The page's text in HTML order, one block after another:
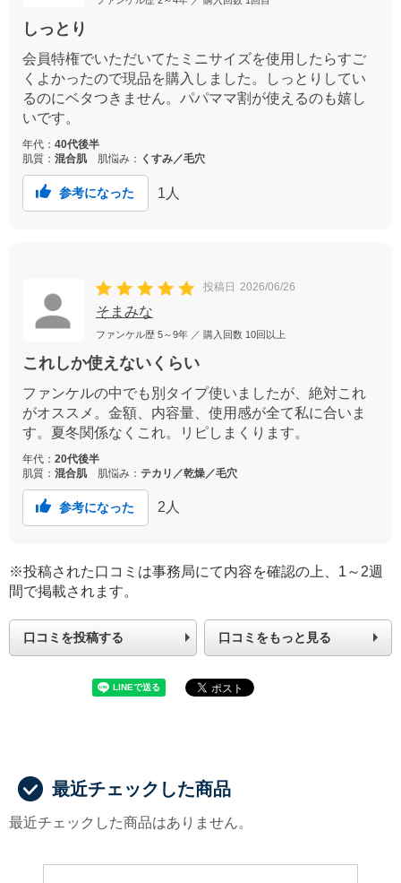
しっとり
会員特権でいただいてたミニサイズを使用したらすご
くよかったので現品を購入しました。しっとりしてい
るのにベタつきません。パパママ割が使えるのも嬉し
いです。
年代： 40代後半
肌質： 混合肌 肌悩み： くすみ／毛穴
参考になった 1 人
投稿日 2026/06/26
そまみな
ファンケル歴 5～9年 ／ 購入回数 10回以上
これしか使えないくらい
ファンケルの中でも別タイプ使いましたが、絶対これ
がオススメ。金額、内容量、使用感が全て私に合いま
す。夏冬関係なくこれ。リピしまくります。
年代： 20代後半
肌質： 混合肌 肌悩み： テカリ／乾燥／毛穴
参考になった 2人
※投稿された口コミは事務局にて内容を確認の上、1～2週
間で掲載されます。
口コミを投稿する 口コミをもっと見る
最近チェックした商品
最近チェックした商品はありません。